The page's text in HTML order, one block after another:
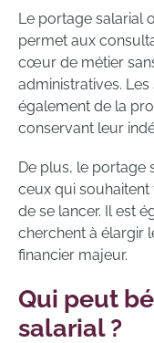
Le portage salarial
permet aux
cœur de métier
administratives.
également de la
conservant leur
De plus, le portage
ceux qui souhaitent
de se lancer. Il est
cherchent à élargir
financier majeur.
Qui peut
salarial ?